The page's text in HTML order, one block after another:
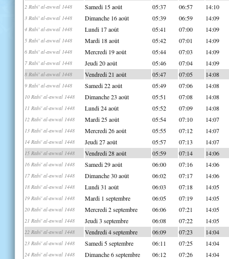
2 Rabi' al-awwal 1448 Samedi 15 août 05:37 06:57 14:10
3 Rabi' al-awwal 1448 Dimanche 16 août 05:39 06:59 14:09
4 Rabi' al-awwal 1448 Lundi 17 août 05:41 07:00 14:09
5 Rabi' al-awwal 1448 Mardi 18 août 05:42 07:01 14:09
6 Rabi' al-awwal 1448 Mercredi 19 août 05:44 07:03 14:09
7 Rabi' al-awwal 1448 Jeudi 20 août 05:46 07:04 14:09
8 Rabi' al-awwal 1448 Vendredi 21 août 05:47 07:05 14:08
9 Rabi' al-awwal 1448 Samedi 22 août 05:49 07:06 14:08
10 Rabi' al-awwal 1448 Dimanche 23 août 05:51 07:08 14:08
11 Rabi' al-awwal 1448 Lundi 24 août 05:52 07:09 14:08
12 Rabi' al-awwal 1448 Mardi 25 août 05:54 07:10 14:07
13 Rabi' al-awwal 1448 Mercredi 26 août 05:55 07:12 14:07
14 Rabi' al-awwal 1448 Jeudi 27 août 05:57 07:13 14:07
15 Rabi' al-awwal 1448 Vendredi 28 août 05:59 07:14 14:06
16 Rabi' al-awwal 1448 Samedi 29 août 06:00 07:16 14:06
17 Rabi' al-awwal 1448 Dimanche 30 août 06:02 07:17 14:06
18 Rabi' al-awwal 1448 Lundi 31 août 06:03 07:18 14:05
19 Rabi' al-awwal 1448 Mardi 1 septembre 06:05 07:19 14:05
20 Rabi' al-awwal 1448 Mercredi 2 septembre 06:06 07:21 14:05
21 Rabi' al-awwal 1448 Jeudi 3 septembre 06:08 07:22 14:05
22 Rabi' al-awwal 1448 Vendredi 4 septembre 06:09 07:23 14:04
23 Rabi' al-awwal 1448 Samedi 5 septembre 06:11 07:25 14:04
24 Rabi' al-awwal 1448 Dimanche 6 septembre 06:12 07:26 14:04